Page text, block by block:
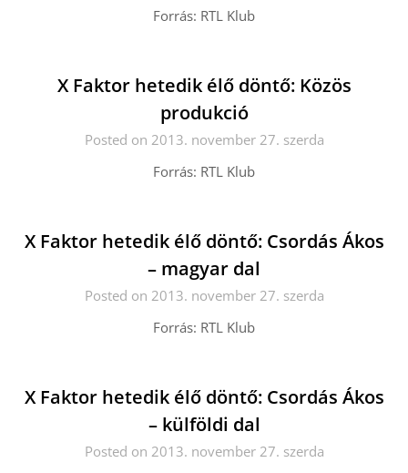
Forrás: RTL Klub
X Faktor hetedik élő döntő: Közös
produkció
Posted on 2013. november 27. szerda
Forrás: RTL Klub
X Faktor hetedik élő döntő: Csordás Ákos
– magyar dal
Posted on 2013. november 27. szerda
Forrás: RTL Klub
X Faktor hetedik élő döntő: Csordás Ákos
– külföldi dal
Posted on 2013. november 27. szerda